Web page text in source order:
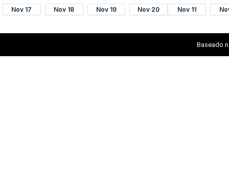
Nov 17 Nov 18 Nov 19 Nov 20 Nov 11
Baseado